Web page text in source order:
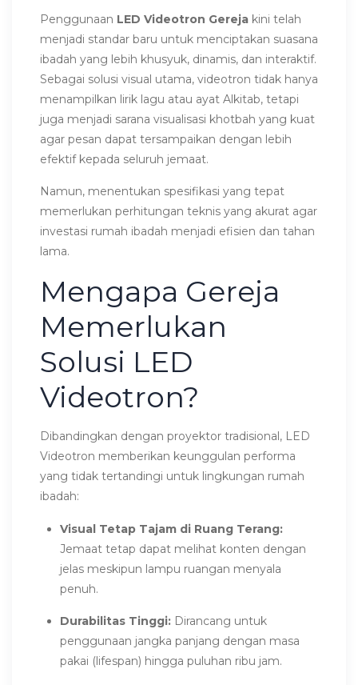
Penggunaan LED Videotron Gereja kini telah
menjadi standar baru untuk menciptakan suasana
ibadah yang lebih khusyuk, dinamis, dan interaktif.
Sebagai solusi visual utama, videotron tidak hanya
menampilkan lirik lagu atau ayat Alkitab, tetapi
juga menjadi sarana visualisasi khotbah yang kuat
agar pesan dapat tersampaikan dengan lebih
efektif kepada seluruh jemaat.
Namun, menentukan spesifikasi yang tepat
memerlukan perhitungan teknis yang akurat agar
investasi rumah ibadah menjadi efisien dan tahan
lama.
Mengapa Gereja
Memerlukan
Solusi LED
Videotron?
Dibandingkan dengan proyektor tradisional, LED
Videotron memberikan keunggulan performa
yang tidak tertandingi untuk lingkungan rumah
ibadah:
Visual Tetap Tajam di Ruang Terang:
Jemaat tetap dapat melihat konten dengan
jelas meskipun lampu ruangan menyala
penuh.
Durabilitas Tinggi: Dirancang untuk
penggunaan jangka panjang dengan masa
pakai (lifespan) hingga puluhan ribu jam.